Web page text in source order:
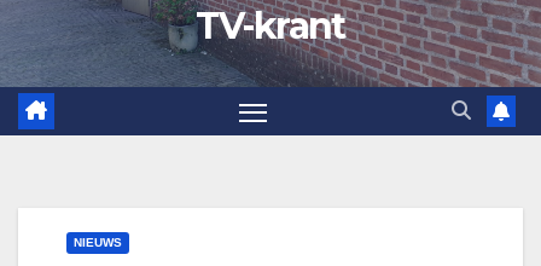
TV-krant
NIEUWS